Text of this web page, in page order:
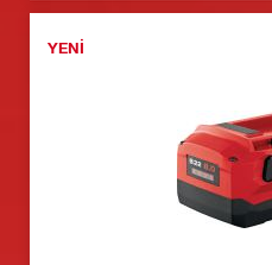
YENI